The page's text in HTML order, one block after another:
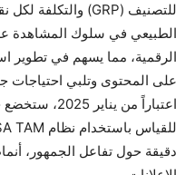
الطبيعي في سلوك المشاهدة
الرقمية، مما يسهم في تطوير
على المحتوى وتلبي احتياجات
اعتباراً من
دقيقة حول تفاعل الجمهور،